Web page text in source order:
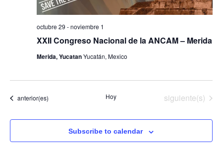
XXII Congreso Nacional de la ANCAM – Merida
octubre 29 -noviembre 1
Merida, YucatanYucatán, Mexico
Eventos
anterior(es) Hoy Eventos
siguiente(s)
Subscribe to calendar